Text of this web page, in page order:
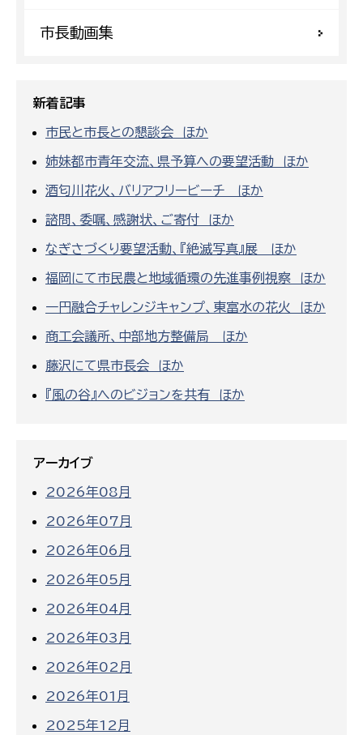
市長動画集
新着記事
市民と市長との懇談会 ほか
姉妹都市青年交流、県予算への要望活動 ほか
酒匂川花火、バリアフリービーチ ほか
諮問、委嘱、感謝状、ご寄付 ほか
なぎさづくり要望活動、『絶滅写真』展 ほか
福岡にて市民農と地域循環の先進事例視察 ほか
一円融合チャレンジキャンプ、東富水の花火 ほか
商工会議所、中部地方整備局 ほか
藤沢にて県市長会 ほか
『風の谷』へのビジョンを共有 ほか
アーカイブ
2026年08月
2026年07月
2026年06月
2026年05月
2026年04月
2026年03月
2026年02月
2026年01月
2025年12月